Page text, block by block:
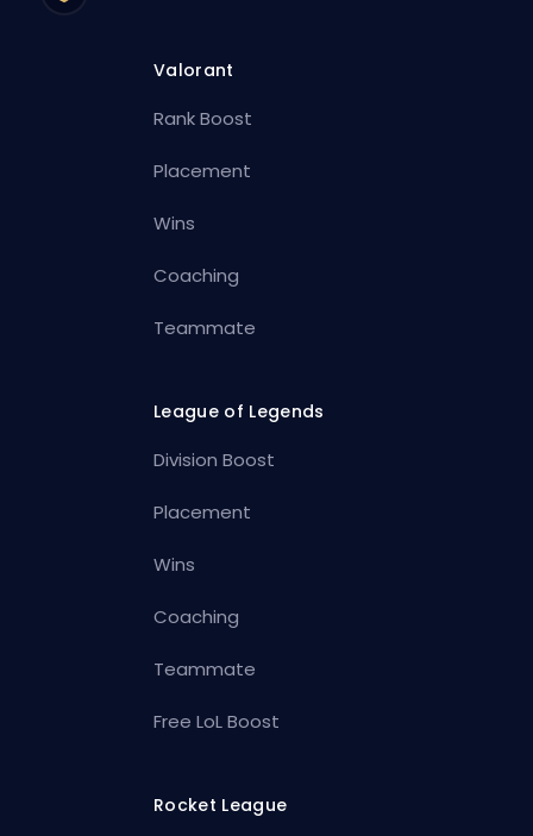
Valorant
Rank Boost
Placement
Wins
Coaching
Teammate
League of Legends
Division Boost
Placement
Wins
Coaching
Teammate
Free LoL Boost
Rocket League